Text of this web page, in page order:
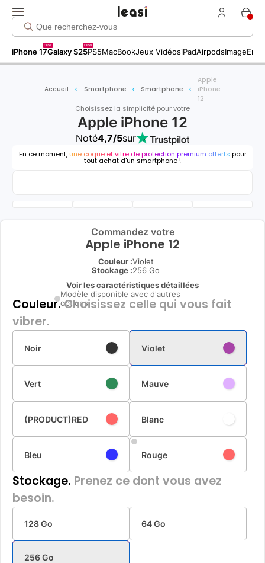
iPhone 17
new
Galaxy S25
new
PS5MacBookJeux VidéosiPadAirpodsImage
Accueil Smartphone Smartphone
Apple
iPhone
12
Choisissez la simplicité pour votre
Apple iPhone 12
Noté4,7/5sur
En ce moment, une coque et vitre de protection premium offerts pour
tout achat d'un smartphone !
Commandez votre
Apple iPhone 12
Couleur :Violet
Stockage :256 Go
Voir les caractéristiques détaillées
Modèle disponible avec d'autres
options
Couleur.Choisissez celle qui vous fait
vibrer.
Noir Violet
Vert Mauve
(PRODUCT)RED Blanc
Bleu Rouge
Stockage. Prenez ce dont vous avez
besoin.
128 Go 64 Go
256 Go